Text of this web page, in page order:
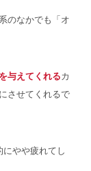
のなかでも「オ
与えてくれるカ
させてくれるで
やや疲れてし